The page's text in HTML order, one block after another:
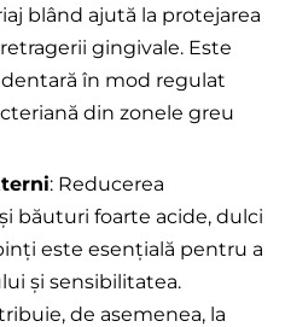
blând ajută la protejarea
gingivale. Este
în mod regulat
din zonele greu
: Reducerea
băuturi foarte acide, dulci
este esențială pentru a
și sensibilitatea.
de asemenea, la